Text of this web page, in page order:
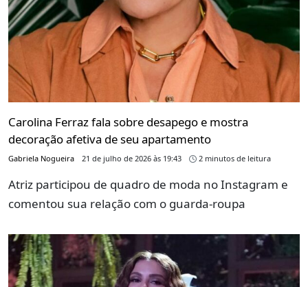
Carolina Ferraz fala sobre desapego e mostra
decoração afetiva de seu apartamento
Gabriela Nogueira 21 de julho de 2026 às 19:43 2 minutos de leitura
Atriz participou de quadro de moda no Instagram e
comentou sua relação com o guarda-roupa